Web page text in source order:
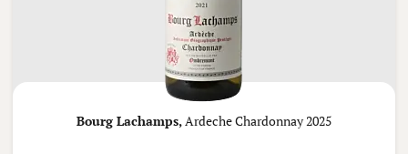
Bourg Lachamps,Ardeche Chardonnay 2025